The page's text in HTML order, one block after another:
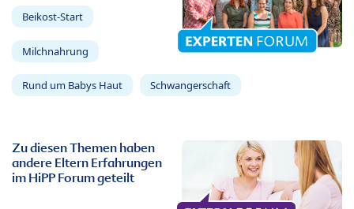
Beikost-Start
Milchnahrung
Rund um Babys Haut Schwangerschaft
Zu diesen Themen haben
andere Eltern Erfahrungen
im HiPP Forum geteilt